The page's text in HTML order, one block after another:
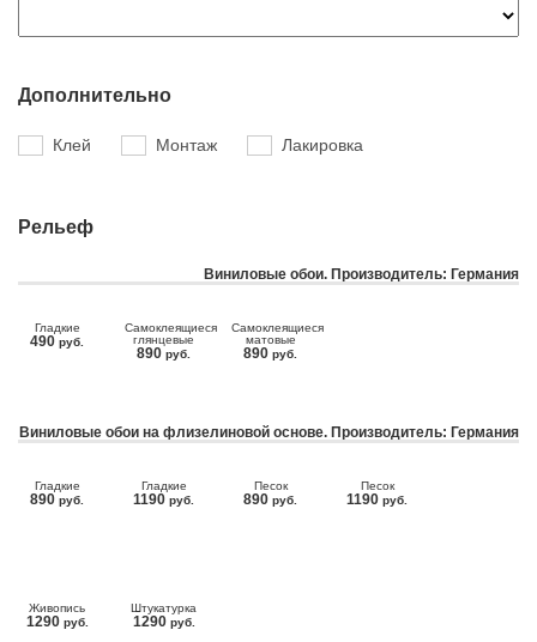
Дополнительно
Клей Монтаж Лакировка
Рельеф
Виниловые обои. Производитель: Германия
Гладкие
490 руб.
Самоклеящиеся
глянцевые
890 руб.
Самоклеящиеся
матовые
890 руб.
Виниловые обои на флизелиновой основе. Производитель: Германия
Гладкие
890 руб.
Гладкие
1190 руб.
Песок
890 руб.
Песок
1190 руб.
Живопись
1290 руб.
Штукатурка
1290 руб.